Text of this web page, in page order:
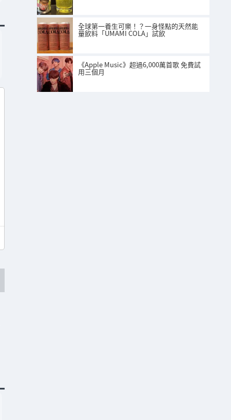
全球第一養生可樂！？一身怪點的天然能
量飲料「UMAMI COLA」試飲
《Apple Music》超過6,000萬首歌 免費試
用三個月